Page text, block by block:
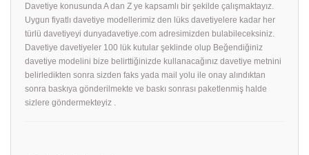
Davetiye konusunda A dan Z ye kapsamlı bir şekilde çalışmaktayız.
Uygun fiyatlı davetiye modellerimiz den lüks davetiyelere kadar her
türlü davetiyeyi dunyadavetiye.com adresimizden bulabileceksiniz.
Davetiye davetiyeler 100 lük kutular şeklinde olup Beğendiğiniz
davetiye modelini bize belirttiğinizde kullanacağınız davetiye metnini
belirledikten sonra sizden faks yada mail yolu ile onay alındıktan
sonra baskıya gönderilmekte ve baskı sonrası paketlenmiş halde
sizlere göndermekteyiz .